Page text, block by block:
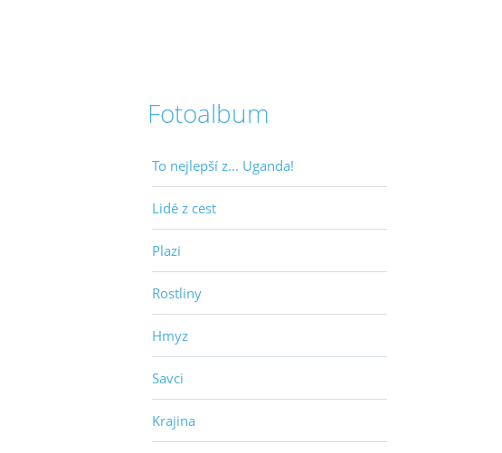
Fotoalbum
To nejlepší z... Uganda!
Lidé z cest
Plazi
Rostliny
Hmyz
Savci
Krajina